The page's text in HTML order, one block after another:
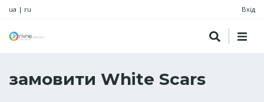
ua | ru Вхід
замовити White Scars